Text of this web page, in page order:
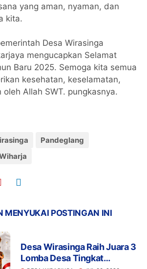
yang aman, nyaman, dan
kita.
Desa Wirasinga
mengucapkan Selamat
Baru 2025. Semoga kita semua
kesehatan, keselamatan,
Allah SWT. pungkasnya.
Pandeglang
MENYUKAI POSTINGAN INI
Desa Wirasinga Raih Juara 3
Lomba Desa Tingkat